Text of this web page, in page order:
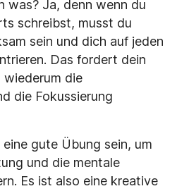
was? Ja, denn wenn du
schreibst, musst du
sein und dich auf jeden
Das fordert dein
wiederum die
die Fokussierung
gute Übung sein, um
und die mentale
Es ist also eine kreative